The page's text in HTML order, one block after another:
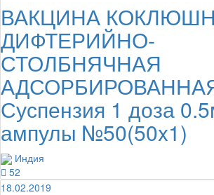
ВАКЦИНА
ДИФТЕРИЙНО-
СТОЛБНЯЧНАЯ
Суспензия 1 доза
ампулы №50(50x1)
Индия
52
18.02.2019